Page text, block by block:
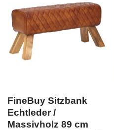
FineBuy Sitzbank
Echtleder /
Massivholz 89 cm